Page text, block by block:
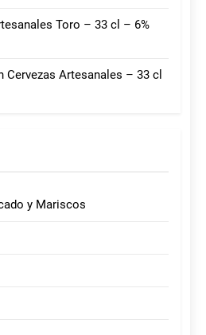
Toro – 33 cl – 6%
Cervezas Artesanales – 33 cl
y Mariscos